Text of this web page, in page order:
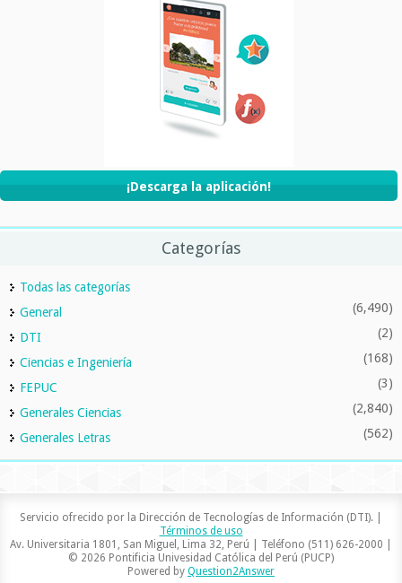
¡Descarga la aplicación!
Categorías
Todas las categorías
General
(6,490)
DTI (2)
Ciencias e Ingeniería (168)
FEPUC (3)
Generales Ciencias (2,840)
Generales Letras (562)
Servicio ofrecido por la Dirección de Tecnologías de Información (DTI). |
Términos de uso
Av. Universitaria 1801, San Miguel, Lima 32, Perú | Teléfono (511) 626-2000 |
© 2026 Pontificia Univesidad Católica del Perú (PUCP)
Powered by Question2Answer